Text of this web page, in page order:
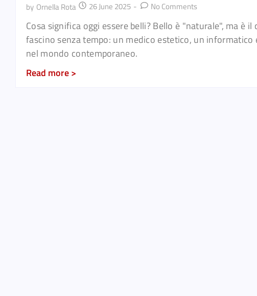
by Ornella Rota 26 June 2025 - No Comments
Cosa significa oggi essere belli? Bello è "naturale", ma è
fascino senza tempo: un medico estetico, un
nel mondo contemporaneo.
Read more >